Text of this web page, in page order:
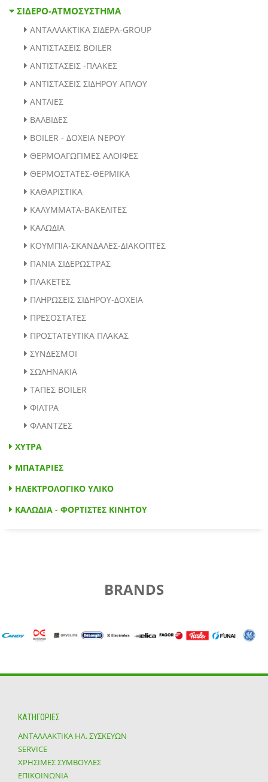
ΑΝΤΑΛΛΑΚΤΙΚΑ ΣΙΔΕΡΑ-GROUP
ΑΝΤΙΣΤΑΣΕΙΣ BOILER
ΑΝΤΙΣΤΑΣΕΙΣ -ΠΛΑΚΕΣ
ΑΝΤΙΣΤΑΣΕΙΣ ΣΙΔΗΡΟΥ ΑΠΛΟΥ
ΑΝΤΛΙΕΣ
ΒΑΛΒΙΔΕΣ
BOILER - ΔΟΧΕΙΑ ΝΕΡΟΥ
ΘΕΡΜΟΑΓΩΓΙΜΕΣ ΑΛΟΙΦΕΣ
ΘΕΡΜΟΣΤΑΤΕΣ-ΘΕΡΜΙΚΑ
ΚΑΘΑΡΙΣΤΙΚΑ
ΚΑΛΥΜΜΑΤΑ-ΒΑΚΕΛΙΤΕΣ
ΚΑΛΩΔΙΑ
ΚΟΥΜΠΙΑ-ΣΚΑΝΔΑΛΕΣ-ΔΙΑΚΟΠΤΕΣ
ΠΑΝΙΑ ΣΙΔΕΡΩΣΤΡΑΣ
ΠΛΑΚΕΤΕΣ
ΠΛΗΡΩΣΕΙΣ ΣΙΔΗΡΟΥ-ΔΟΧΕΙΑ
ΠΡΕΣΟΣΤΑΤΕΣ
ΠΡΟΣΤΑΤΕΥΤΙΚΑ ΠΛΑΚΑΣ
ΣΥΝΔΕΣΜΟΙ
ΣΩΛΗΝΑΚΙΑ
ΤΑΠΕΣ BOILER
ΦΙΛΤΡΑ
ΦΛΑΝΤΖΕΣ
ΧΥΤΡΑ
ΜΠΑΤΑΡΙΕΣ
ΗΛΕΚΤΡΟΛΟΓΙΚΟ ΥΛΙΚΟ
ΚΑΛΩΔΙΑ - ΦΟΡΤΙΣΤΕΣ ΚΙΝΗΤΟΥ
BRANDS
ΚΑΤΗΓΟΡΙΕΣ
ΑΝΤΑΛΛΑΚΤΙΚΑ ΗΛ. ΣΥΣΚΕΥΩΝ
SERVICE
ΧΡΗΣΙΜΕΣ ΣΥΜΒΟΥΛΕΣ
ΕΠΙΚΟΙΝΩΝΙΑ